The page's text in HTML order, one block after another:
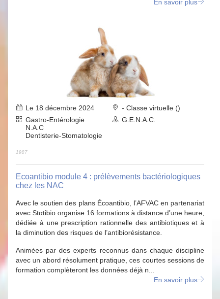
En savoir plus
Le 18 décembre 2024
- Classe virtuelle ()
Gastro-Entérologie
N.A.C
Dentisterie-Stomatologie
G.E.N.A.C.
1987
Ecoantibio module 4 : prélèvements bactériologiques
chez les NAC
Avec le soutien des plans Écoantibio, l’AFVAC en partenariat
avec Stαtibio organise 16 formations à distance d’une heure,
dédiée à une prescription rationnelle des antibiotiques et à
la diminution des risques de l’antibiorésistance.
Animées par des experts reconnus dans chaque discipline
avec un abord résolument pratique, ces courtes sessions de
formation complèteront les données déjà n...
En savoir plus